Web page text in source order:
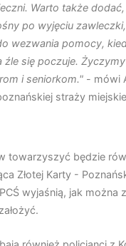
Warto także
po wyjęciu
wezwania pomocy,
źle się poczuje.
i seniorkom." - mówi
straży
towarzyszyć będzie
Złotej Karty -
wyjaśnią, jak można